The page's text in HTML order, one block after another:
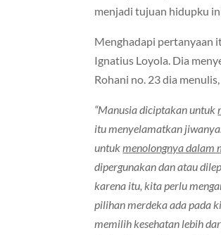
menjadi tujuan hidupku
Menghadapi pertanyaan
Ignatius Loyola. Dia
Rohani no. 23 dia menulis,
“Manusia diciptakan untuk
itu menyelamatkan
untukmenolongnya dalam
dipergunakan dan atau
karena itu, kita perlu
pilihan merdeka ada pada
memilih kesehatan lebih